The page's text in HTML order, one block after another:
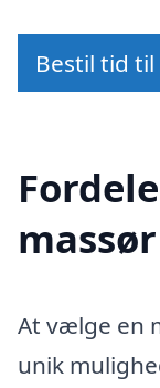
Bestil tid
At vælge en
unik